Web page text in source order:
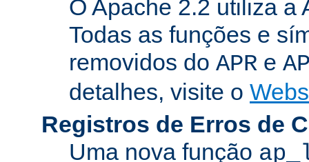
O Apache 2.2 utiliza a
Todas as funções e
removidos do APR e
detalhes, visite o
Registros de Erros de
Uma nova função